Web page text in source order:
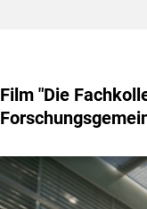
Film "Die